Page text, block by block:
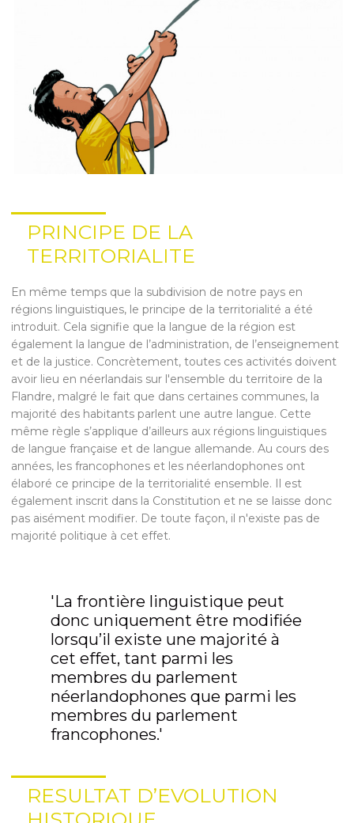
PRINCIPE DE LA
TERRITORIALITE
En même temps que la subdivision de notre pays en
régions linguistiques, le principe de la territorialité a été
introduit. Cela signifie que la langue de la région est
également la langue de l’administration, de l’enseignement
et de la justice. Concrètement, toutes ces activités doivent
avoir lieu en néerlandais sur l'ensemble du territoire de la
Flandre, malgré le fait que dans certaines communes, la
majorité des habitants parlent une autre langue. Cette
même règle s’applique d’ailleurs aux régions linguistiques
de langue française et de langue allemande. Au cours des
années, les francophones et les néerlandophones ont
élaboré ce principe de la territorialité ensemble. Il est
également inscrit dans la Constitution et ne se laisse donc
pas aisément modifier. De toute façon, il n'existe pas de
majorité politique à cet effet.
'La frontière linguistique peut
donc uniquement être modifiée
lorsqu’il existe une majorité à
cet effet, tant parmi les
membres du parlement
néerlandophones que parmi les
membres du parlement
francophones.'
RESULTAT D’EVOLUTION